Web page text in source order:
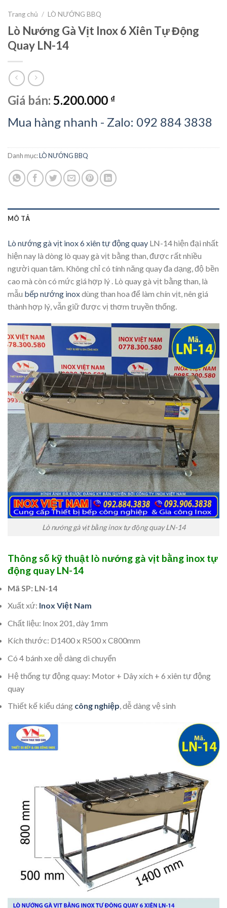
Trang chủ / LÒ NƯỚNG BBQ
Lò Nướng Gà Vịt Inox 6 Xiên Tự Động
Quay LN-14
Giá bán: 5.200.000 ₫
Mua hàng nhanh - Zalo: 092 884 3838
Danh mục:LÒ NƯỚNG BBQ
MÔ TẢ
Lò nướng gà vịt inox 6 xiên tự động quay LN-14 hiện đại nhất
hiện nay là dòng lò quay gà vịt bằng than, được rất nhiều
người quan tâm. Không chỉ có tính năng quay đa dạng, độ bền
cao mà còn có mức giá hợp lý . Lò quay gà vịt bằng than, là
mẫu bếp nướng inoxdùng than hoa để làm chín vịt, nên giá
thành hợp lý, vẫn giữ được vị thơm truyền thống.
Lò nướng gà vịt bằng inox tự động quay LN-14
Thông số kỹ thuật lò nướng gà vịt bằng inox tự
động quay LN-14
Mã SP: LN-14
Xuất xứ: Inox Việt Nam
Chất liệu: Inox 201, dày 1mm
Kích thước: D1400 x R500 x C800mm
Có 4 bánh xe dễ dàng di chuyển
Hệ thống tự động quay: Motor + Dây xích + 6 xiên tự động
quay
Thiết kế kiểu dáng công nghiệp, dễ dàng vệ sinh